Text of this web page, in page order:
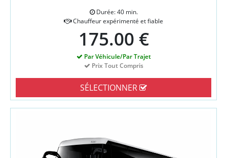
Durée: 40 min.
Chauffeur expérimenté et fiable
175.00 €
Par Véhicule/Par Trajet
Prix Tout Compris
SÉLECTIONNER